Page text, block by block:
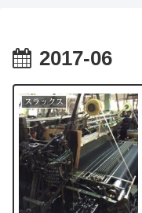
2017-06
スラックス